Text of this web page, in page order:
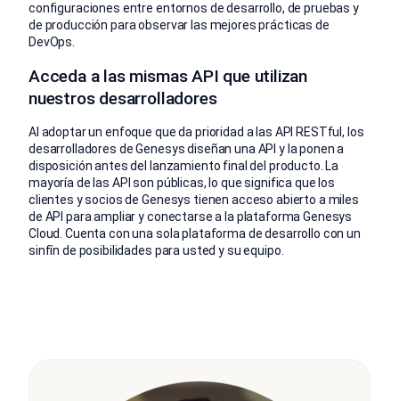
configuraciones entre entornos de desarrollo, de pruebas y
de producción para observar las mejores prácticas de
DevOps.
Acceda a las mismas API que utilizan
nuestros desarrolladores
Al adoptar un enfoque que da prioridad a las API RESTful, los
desarrolladores de Genesys diseñan una API y la ponen a
disposición antes del lanzamiento final del producto. La
mayoría de las API son públicas, lo que significa que los
clientes y socios de Genesys tienen acceso abierto a miles
de API para ampliar y conectarse a la plataforma Genesys
Cloud. Cuenta con una sola plataforma de desarrollo con un
sinfín de posibilidades para usted y su equipo.